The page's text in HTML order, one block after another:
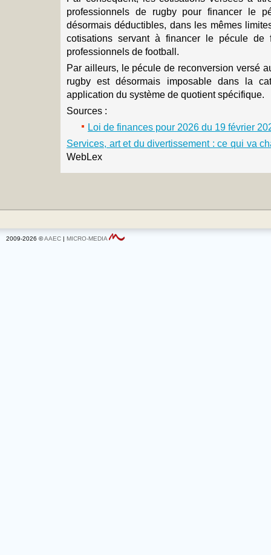
professionnels de rugby pour financer le
désormais déductibles, dans les mêmes
cotisations servant à financer le pécule de
professionnels de football.
Par ailleurs, le pécule de reconversion versé
rugby est désormais imposable dans la
application du système de quotient spécifique.
Sources :
Loi de finances pour 2026 du 19 février
Services, art et du divertissement : ce qui va
WebLex
2009-2026 ©AAEC | MICRO-MEDIA